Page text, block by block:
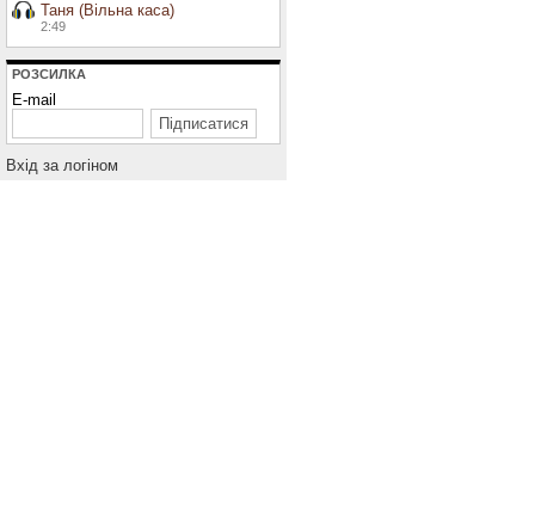
Таня (Вільна каса)
2:49
РОЗСИЛКА
E-mail
Вхiд за логiном